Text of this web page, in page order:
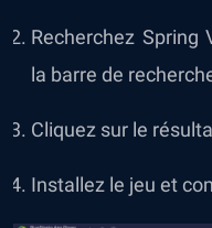
Recherchez Spring
la barre de
Cliquez sur le
Installez le jeu et